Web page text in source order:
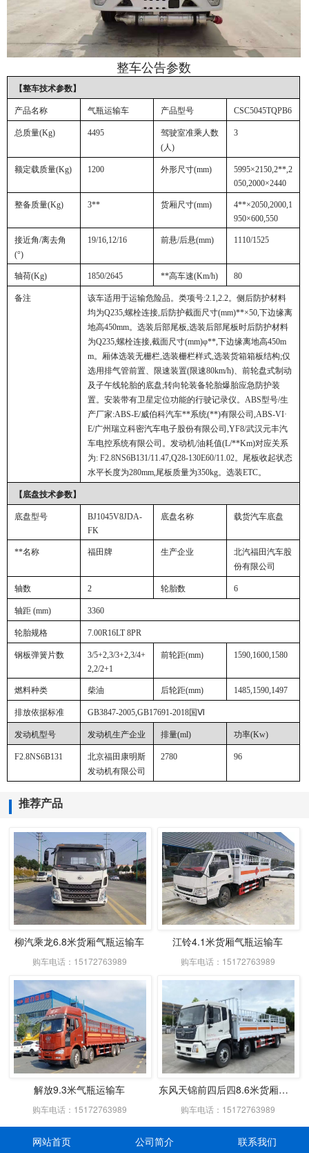
整车公告参数
【整车技术参数】
产品名称 气瓶运输车 产品型号 CSC5045TQPB6
总质量(Kg) 4495
驾驶室准乘人数
(人)
3
额定载质量(Kg) 1200 外形尺寸(mm)
5995×2150,2**,2
050,2000×2440
整备质量(Kg) 3** 货厢尺寸(mm)
4**×2050,2000,1
950×600,550
接近角/离去角
(°)
19/16,12/16 前悬/后悬(mm) 1110/1525
轴荷(Kg) 1850/2645 **高车速(Km/h) 80
备注
该车适用于运输危险品。类项号:2.1,2.2。侧后防护材料
均为Q235,螺栓连接,后防护截面尺寸(mm)**×50,下边缘离
地高450mm。选装后部尾板,选装后部尾板时后防护材料
为Q235,螺栓连接,截面尺寸(mm)φ**,下边缘离地高450m
m。厢体选装无栅栏,选装栅栏样式,选装货箱箱板结构;仅
选用排气管前置、限速装置(限速80km/h)、前轮盘式制动
及子午线轮胎的底盘;转向轮装备轮胎爆胎应急防护装
置。安装带有卫星定位功能的行驶记录仪。ABS型号/生
产厂家:ABS-E/威伯科汽车**系统(**)有限公司,ABS-VI·
E/广州瑞立科密汽车电子股份有限公司,YF8/武汉元丰汽
车电控系统有限公司。发动机/油耗值(L/**Km)对应关系
为: F2.8NS6B131/11.47,Q28-130E60/11.02。尾板收起状态
水平长度为280mm,尾板质量为350kg。选装ETC。
【底盘技术参数】
底盘型号
BJ1045V8JDA-
FK
底盘名称 载货汽车底盘
**名称 福田牌 生产企业
北汽福田汽车股
份有限公司
轴数 2 轮胎数 6
轴距 (mm) 3360
轮胎规格 7.00R16LT 8PR
钢板弹簧片数
3/5+2,3/3+2,3/4+
2,2/2+1
前轮距(mm) 1590,1600,1580
燃料种类 柴油 后轮距(mm) 1485,1590,1497
排放依据标准 GB3847-2005,GB17691-2018国Ⅵ
发动机型号 发动机生产企业 排量(ml) 功率(Kw)
F2.8NS6B131
北京福田康明斯
发动机有限公司
2780 96
推荐产品
柳汽乘龙6.8米货厢气瓶运输车
购车电话：15172763989
江铃4.1米货厢气瓶运输车
购车电话：15172763989
解放9.3米气瓶运输车
购车电话：15172763989
东风天锦前四后四8.6米货厢气瓶高栏车
购车电话：15172763989
网站首页 公司简介 联系我们